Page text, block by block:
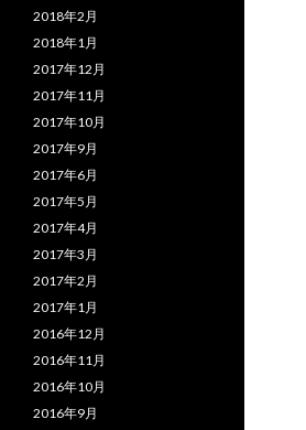
2018年2月
2018年1月
2017年12月
2017年11月
2017年10月
2017年9月
2017年6月
2017年5月
2017年4月
2017年3月
2017年2月
2017年1月
2016年12月
2016年11月
2016年10月
2016年9月